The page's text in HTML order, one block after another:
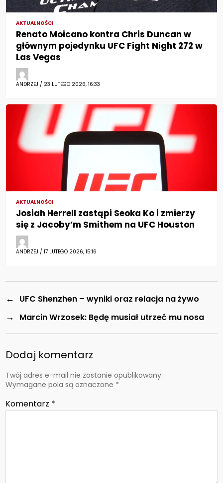
AKTUALNOŚCI
Renato Moicano kontra Chris Duncan w
głównym pojedynku UFC Fight Night 272 w
Las Vegas
ANDRZEJ / 23 LUTEGO 2026, 16:33
AKTUALNOŚCI
Josiah Herrell zastąpi Seoka Ko i zmierzy
się z Jacoby’m Smithem na UFC Houston
ANDRZEJ / 17 LUTEGO 2026, 15:16
← UFC Shenzhen – wyniki oraz relacja na żywo
→ Marcin Wrzosek: Będę musiał utrzeć mu nosa
Dodaj komentarz
Twój adres e-mail nie zostanie opublikowany.
Wymagane pola są oznaczone *
Komentarz *